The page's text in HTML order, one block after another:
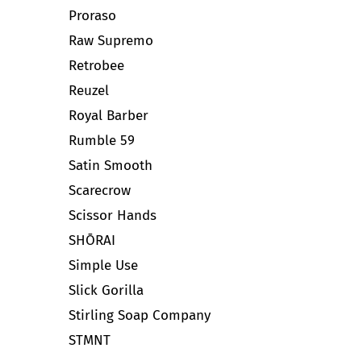
Proraso
Raw Supremo
Retrobee
Reuzel
Royal Barber
Rumble 59
Satin Smooth
Scarecrow
Scissor Hands
SHŌRAI
Simple Use
Slick Gorilla
Stirling Soap Company
STMNT